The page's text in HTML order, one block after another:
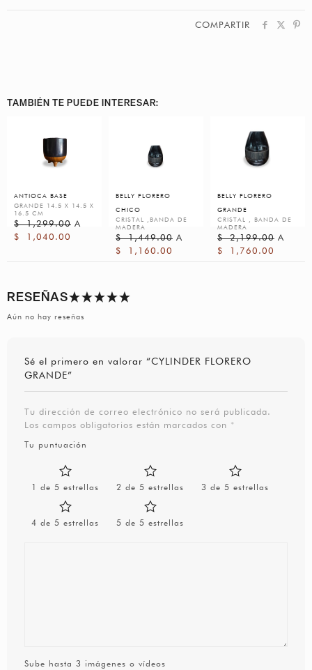
COMPARTIR
TAMBIÉN TE PUEDE INTERESAR:
ANTIOCA BASE
GRANDE 14.5 X 14.5 X
16.5 CM
$1,299.00 A
$
1,040.00
BELLY FLORERO
CHICO
CRISTAL ,BANDA DE
MADERA
$1,449.00 A
$
1,160.00
BELLY FLORERO
GRANDE
CRISTAL , BANDA DE
MADERA
$2,199.00 A
$
1,760.00
RESEÑAS
Aún no hay reseñas
Sé el primero en valorar “CYLINDER FLORERO
GRANDE”
Tu dirección de correo electrónico no será publicada.
Los campos obligatorios están marcados con *
Tu puntuación
1 de 5 estrellas 2 de 5 estrellas 3 de 5 estrellas
4 de 5 estrellas 5 de 5 estrellas
Sube hasta 3 imágenes o vídeos